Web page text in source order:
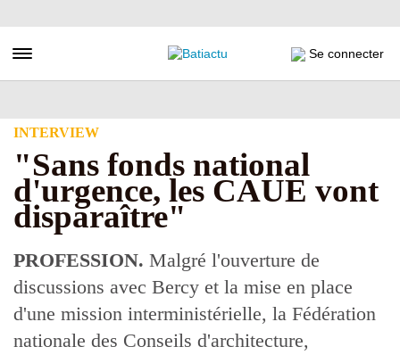
au
principal
Toggle navigation Se connecter
INTERVIEW
"Sans fonds national
d'urgence, les CAUE vont
disparaître"
PROFESSION. Malgré l'ouverture de
discussions avec Bercy et la mise en place
d'une mission interministérielle, la Fédération
nationale des Conseils d'architecture,